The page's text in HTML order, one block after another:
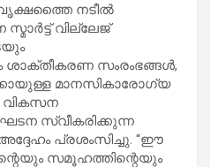
വൃക്ഷത്തൈ നടീൽ
വില്ലേജ്
സംരംഭങ്ങൾ,
മാനസികാരോഗ്യ
വികസന
സ്വീകരിക്കുന്ന
പ്രശംസിച്ചു. “ഈ
സമൂഹത്തിന്റെയും